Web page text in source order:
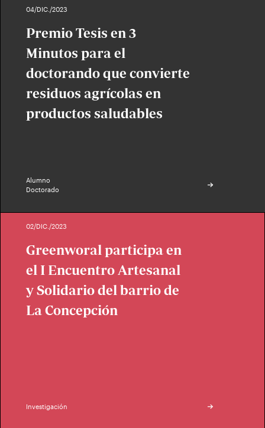
04/DIC./2023
Premio Tesis en 3
Minutos para el
doctorando que convierte
residuos agrícolas en
productos saludables
Alumno
Doctorado
02/DIC./2023
Greenworal participa en
el I Encuentro Artesanal
y Solidario del barrio de
La Concepción
Investigación